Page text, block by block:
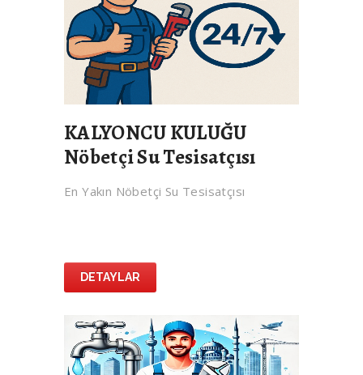
KALYONCU KULUĞU
Nöbetçi Su Tesisatçısı
En Yakın Nöbetçi Su Tesisatçısı
DETAYLAR